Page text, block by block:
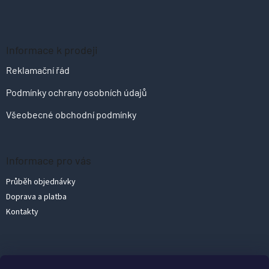
Informace k prodeji
Reklamační řád
Podmínky ochrany osobních údajů
Všeobecné obchodní podmínky
Informace pro vás
Průběh objednávky
Doprava a platba
Kontakty